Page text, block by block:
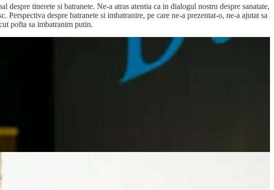
tinerete si batranete. Ne-a atras atentia ca in dialogul nostru despre sanatate,
despre batranete si imbatranire, pe care ne-a prezentat-o, ne-a ajutat sa
pofta sa imbatranim putin.